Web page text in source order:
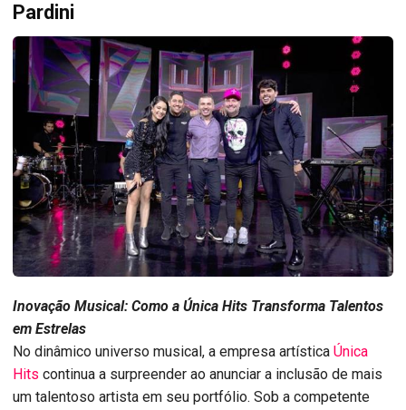
Pardini
Inovação Musical: Como a Única Hits Transforma Talentos
em Estrelas
No dinâmico universo musical, a empresa artística Única
Hits continua a surpreender ao anunciar a inclusão de mais
um talentoso artista em seu portfólio. Sob a competente